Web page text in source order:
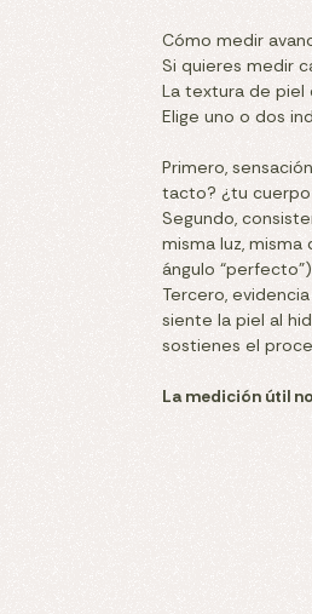
Cómo medir
Si quieres medir
La textura de piel
Elige uno o dos
Primero,
tacto? ¿tu
Segundo,
misma luz, misma
ángulo “perfecto”).
Tercero,
siente la piel al
sostienes el
La medición útil